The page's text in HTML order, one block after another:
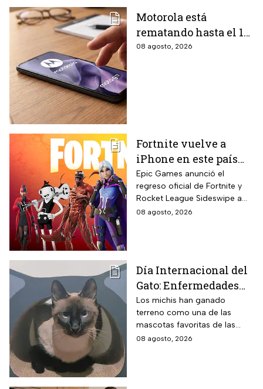
Motorola está
rematando hasta el 19
de agosto el celular
08 agosto, 2026
Fortnite vuelve a
iPhone en este país
latinoamericano tras
acuerdo oficial con
Apple en 2026
Epic Games anunció el
regreso oficial de Fortnite y
Rocket League Sideswipe a
iPhones ubicados en Brasil
Apple en junio a las reglas de
su App Store brasileña para
cumplir con requisitos de las
autoridades locales.
08 agosto, 2026
Día Internacional del
Gato: Enfermedades
más comunes y cómo
cuidar a estos felinos
Los michis han ganado
terreno como una de las
mascotas favoritas de las
familias mexicanas y hoy 8 de
08 agosto, 2026